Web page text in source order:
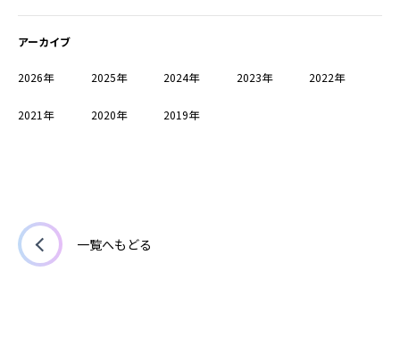
アーカイブ
2026年 2025年 2024年 2023年 2022年
2021年 2020年 2019年
一覧へもどる